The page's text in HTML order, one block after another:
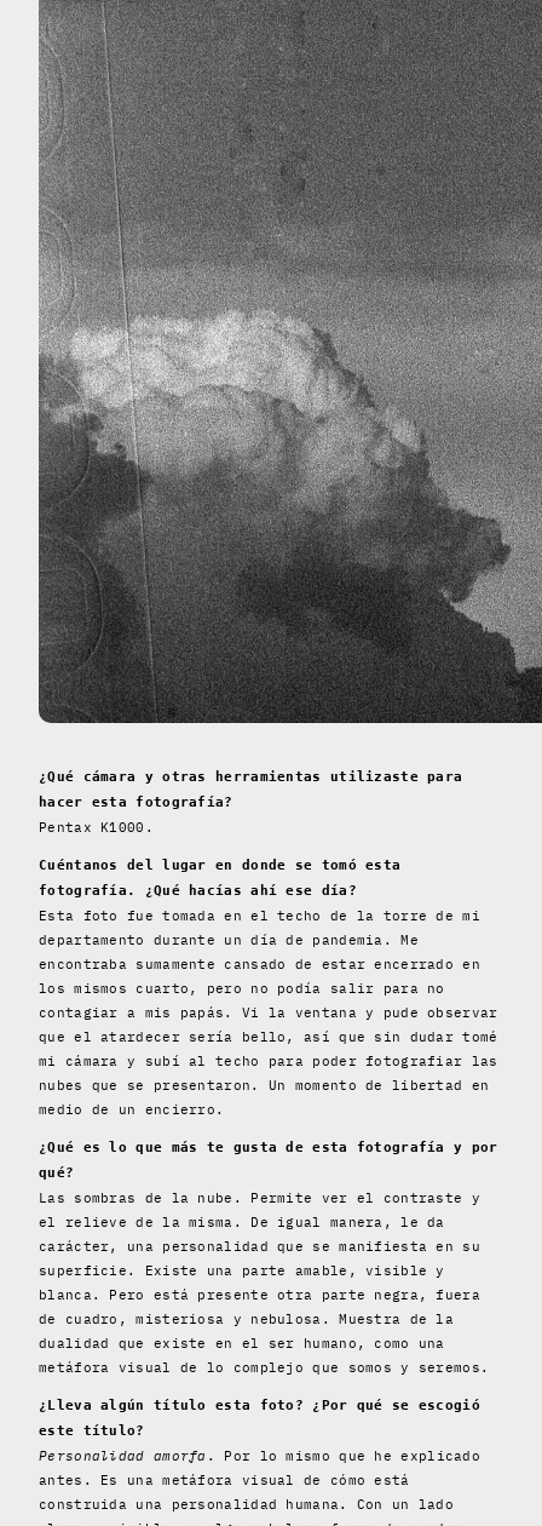
¿Qué cámara y otras herramientas utilizaste para
hacer esta fotografía?
Pentax K1000.
Cuéntanos del lugar en donde se tomó esta
fotografía. ¿Qué hacías ahí ese día?
Esta foto fue tomada en el techo de la torre de mi
departamento durante un día de pandemia. Me
encontraba sumamente cansado de estar encerrado en
los mismos cuarto, pero no podía salir para no
contagiar a mis papás. Vi la ventana y pude observar
que el atardecer sería bello, así que sin dudar tomé
mi cámara y subí al techo para poder fotografiar las
nubes que se presentaron. Un momento de libertad en
medio de un encierro.
¿Qué es lo que más te gusta de esta fotografía y por
qué?
Las sombras de la nube. Permite ver el contraste y
el relieve de la misma. De igual manera, le da
carácter, una personalidad que se manifiesta en su
superficie. Existe una parte amable, visible y
blanca. Pero está presente otra parte negra, fuera
de cuadro, misteriosa y nebulosa. Muestra de la
dualidad que existe en el ser humano, como una
metáfora visual de lo complejo que somos y seremos.
¿Lleva algún título esta foto? ¿Por qué se escogió
este título?
Personalidad amorfa . Por lo mismo que he explicado
antes. Es una metáfora visual de cómo está
construida una personalidad humana. Con un lado